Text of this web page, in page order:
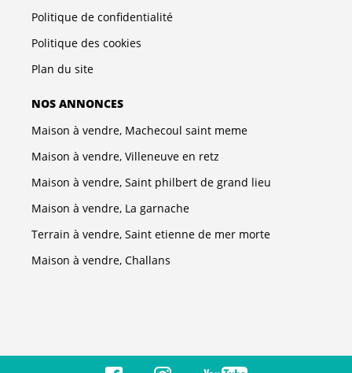
Politique de confidentialité
Politique des cookies
Plan du site
NOS ANNONCES
Maison à vendre, Machecoul saint meme
Maison à vendre, Villeneuve en retz
Maison à vendre, Saint philbert de grand lieu
Maison à vendre, La garnache
Terrain à vendre, Saint etienne de mer morte
Maison à vendre, Challans